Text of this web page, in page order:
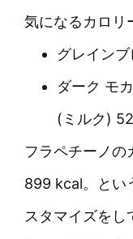
気になるカロリ
グレイン
ダーク モ
(ミルク)
フラペチーノの
899 kcal。とい
スタマイズを